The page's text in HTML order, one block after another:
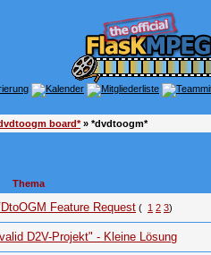
board*» *dvdtoogm*
Thema
Feature Request ( 1 2 3)
D2V-Projekt" - Kleine Lösung